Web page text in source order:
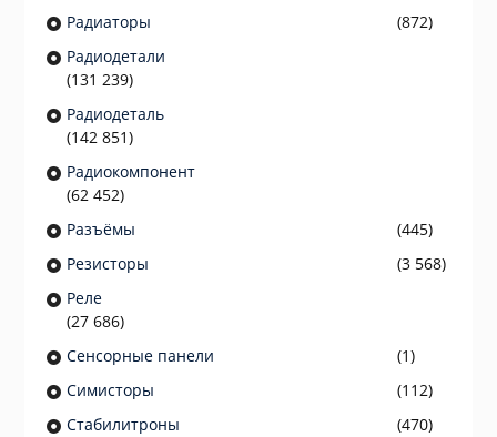
Радиаторы
(872)
Радиодетали
(131 239)
Радиодеталь
(142 851)
Радиокомпонент
(62 452)
Разъёмы
(445)
Резисторы
(3 568)
Реле
(27 686)
Сенсорные панели
(1)
Симисторы
(112)
Стабилитроны
(470)